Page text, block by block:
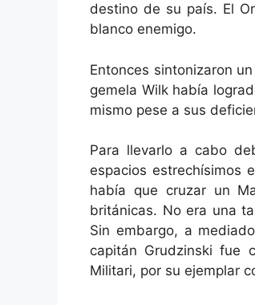
destino de su país. El
blanco enemigo.
Entonces sintonizaron
gemela Wilk había
mismo pese a sus
Para llevarlo a cabo
espacios estrechísimos
había que cruzar un
británicas. No era una
Sin embargo, a
capitán Grudzinski fue
Militari, por su ejemplar